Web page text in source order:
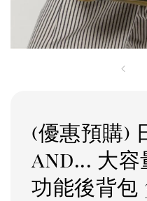
(優惠預購)
and... 大容
功能後背包